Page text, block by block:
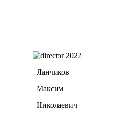
Ланчиков
Максим
Николаевич